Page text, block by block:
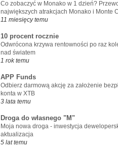
Co zobaczyć w Monako w 1 dzień?
największych atrakcjach Monako i Monte
11 miesięcy temu
10 procent rocznie
Odwrócona krzywa rentowności po raz
nad światem
1 rok temu
APP Funds
Odbierz darmową akcję za założenie
konta w XTB
3 lata temu
Droga do własnego "M"
Moja nowa droga - inwestycja
aktualizacja
5 lat temu